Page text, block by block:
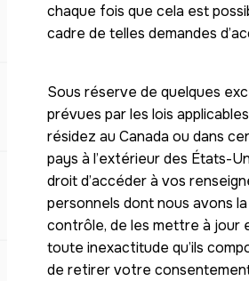
chaque fois que cela est
cadre de telles demandes
Sous réserve de quelques
prévues par les lois
résidez au Canada ou dans
pays à l’extérieur des États-
droit d’accéder à vos
personnels dont nous avons
contrôle, de les mettre à jour
toute inexactitude qu’ils
de retirer votre